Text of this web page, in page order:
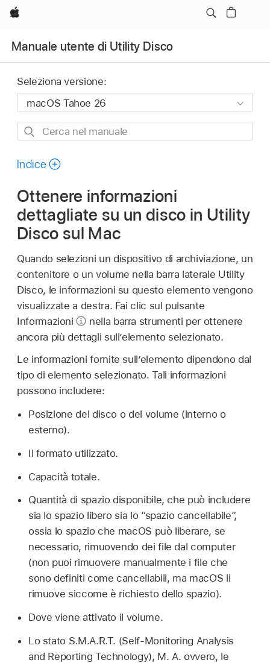
Apple
Manuale utente di Utility Disco
Seleziona versione:
Cerca
manuale
Indice
Ottenere informazioni
dettagliate su un disco in Utility
Disco sul Mac
Quando selezioni un dispositivo di archiviazione, un
contenitore o un volume nella barra laterale Utility
Disco, le informazioni su questo elemento vengono
visualizzate a destra. Fai clic sul pulsante
Informazioni
nella barra strumenti per ottenere
ancora più dettagli sull’elemento selezionato.
Le informazioni fornite sull’elemento dipendono dal
tipo di elemento selezionato. Tali informazioni
possono includere:
Posizione del disco o del volume (interno o
esterno).
Il formato utilizzato.
Capacità totale.
Quantità di spazio disponibile, che può includere
sia lo spazio libero sia lo “spazio cancellabile”,
ossia lo spazio che macOS può liberare, se
necessario, rimuovendo dei file dal computer
(non puoi rimuovere manualmente i file che
sono definiti come cancellabili, ma macOS li
rimuove siccome è richiesto dello spazio).
Dove viene attivato il volume.
Lo stato S.M.A.R.T. (Self-Monitoring Analysis
and Reporting Technology), M. A. ovvero, le